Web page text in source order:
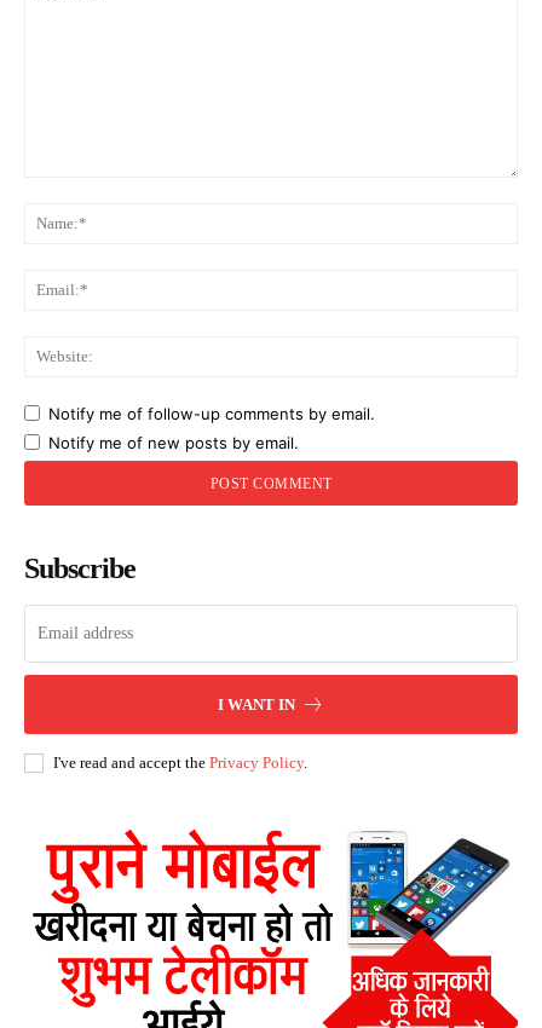
Notify me of follow-up comments by email.
Notify me of new posts by email.
Subscribe
I WANT IN
I've read and accept the Privacy Policy.